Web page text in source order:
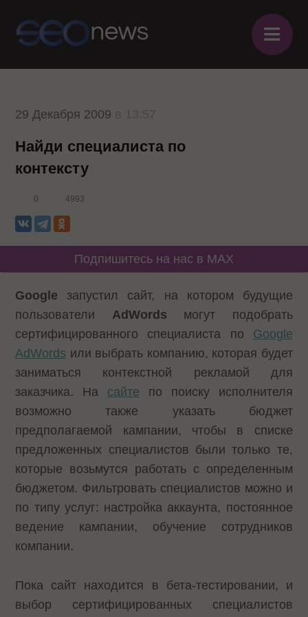
≡
29 Декабря 2009
Найди специалиста по
контексту
0 4993
Подпишитесь на нас в MAX
Google запустил сайт, на котором будущие
пользователи AdWords могут подобрать
сертифицированного специалиста по Google
AdWords или выбрать компанию, которая будет
заниматься контекстной рекламой для
заказчика. На сайте по поиску исполнителя
возможно также указать бюджет
предполагаемой кампании, чтобы в списке
предложенных специалистов были только те,
которые возьмутся работать с определенным
бюджетом. Фильтровать специалистов можно и
по типу услуг: настройка аккаунта, постоянное
ведение кампании, обучение сотрудников
компании.
Пока сайт находится в бета-тестировании, и
выбор сертифицированных специалистов